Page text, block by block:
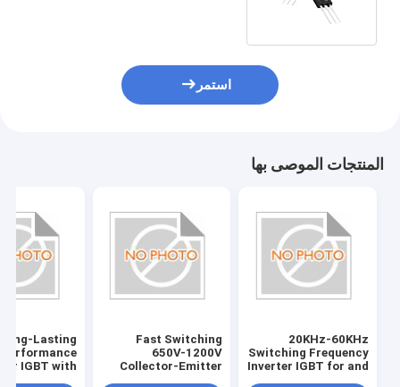
استمر
المنتجات الموصى بها
20KHz-60KHz
Switching Frequency
Inverter IGBT for and
Fast Switching
650V-1200V
Collector-Emitter
Lasting
Performance
IGBT with